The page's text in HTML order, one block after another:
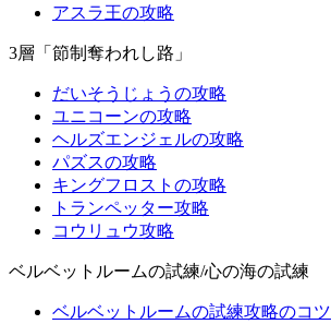
アスラ王の攻略
3層「節制奪われし路」
だいそうじょうの攻略
ユニコーンの攻略
ヘルズエンジェルの攻略
パズスの攻略
キングフロストの攻略
トランペッター攻略
コウリュウ攻略
ベルベットルームの試練/心の海の試練
ベルベットルームの試練攻略のコツ